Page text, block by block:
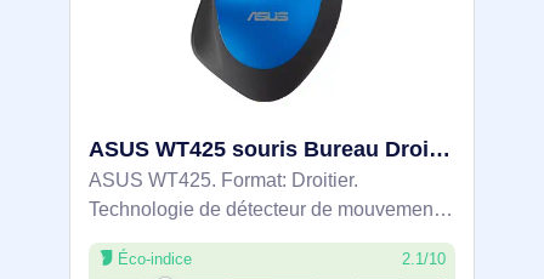
ASUS WT425 souris Bureau Droitier RF sans fil Optique 1600 DPI - 90XB0280-BMU040
ASUS WT425. Format: Droitier.
Technologie de détecteur de mouvement:
Optique, Interface de l'appareil: RF sans
fil, Résolution en mouvement: 1600 DPI,
Éco-indice 2.1/10